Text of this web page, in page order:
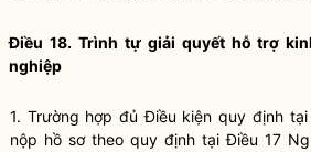
Điều 18. Trình tự giải quyết hỗ trợ
nghiệp
1. Trường hợp đủ Điều kiện quy định
nộp hồ sơ theo quy định tạiĐiều 17